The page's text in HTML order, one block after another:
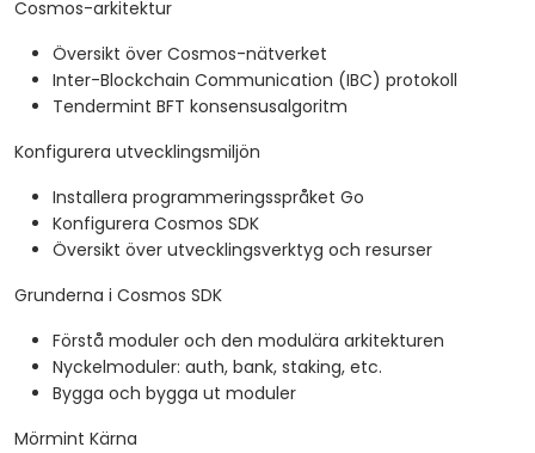
Cosmos-arkitektur
Översikt över Cosmos-nätverket
Inter-Blockchain Communication (IBC) protokoll
Tendermint BFT konsensusalgoritm
Konfigurera utvecklingsmiljön
Installera programmeringsspråket Go
Konfigurera Cosmos SDK
Översikt över utvecklingsverktyg och resurser
Grunderna i Cosmos SDK
Förstå moduler och den modulära arkitekturen
Nyckelmoduler: auth, bank, staking, etc.
Bygga och bygga ut moduler
Mörmint Kärna